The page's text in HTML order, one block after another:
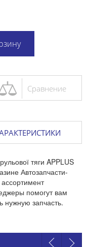
Сравнение
тяги APPLUS
Автозапчасти-
помогут вам
нужную запчасть.